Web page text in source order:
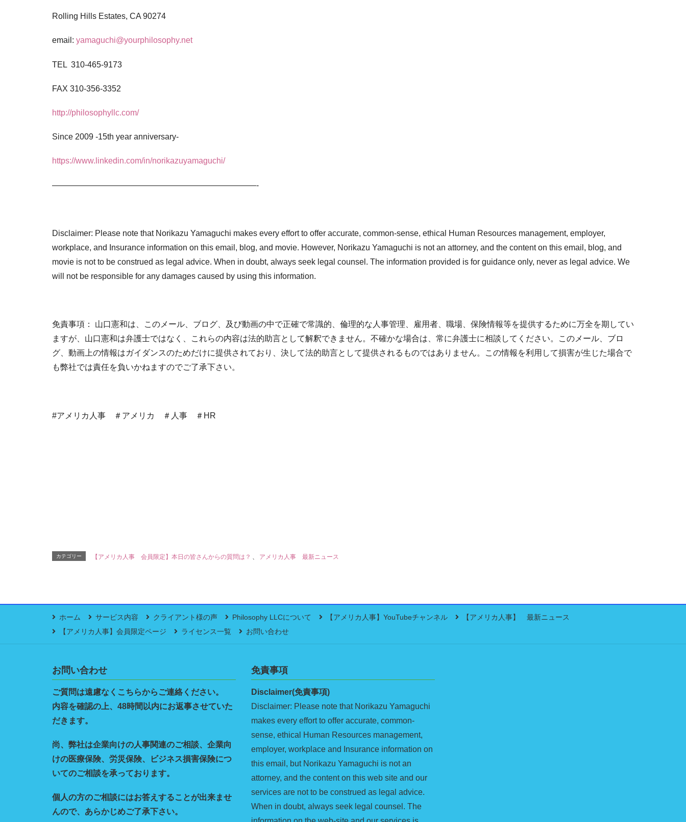
Rolling Hills Estates, CA 90274
email: yamaguchi@yourphilosophy.net
TEL 310-465-9173
FAX 310-356-3352
http://philosophyllc.com/
Since 2009 -15th year anniversary-
https://www.linkedin.com/in/norikazuyamaguchi/
—————————————————————————-
Disclaimer: Please note that Norikazu Yamaguchi makes every effort to offer accurate, common-sense, ethical Human Resources management, employer,
workplace, and Insurance information on this email, blog, and movie. However, Norikazu Yamaguchi is not an attorney, and the content on this email, blog, and
movie is not to be construed as legal advice. When in doubt, always seek legal counsel. The information provided is for guidance only, never as legal advice. We
will not be responsible for any damages caused by using this information.
免責事項： 山口憲和は、このメール、ブログ、及び動画の中で正確で常識的、倫理的な人事管理、雇用者、職場、保険情報等を提供するために万全を期してい
ますが、山口憲和は弁護士ではなく、これらの内容は法的助言として解釈できません。不確かな場合は、常に弁護士に相談してください。このメール、ブロ
グ、動画上の情報はガイダンスのためだけに提供されており、決して法的助言として提供されるものではありません。この情報を利用して損害が生じた場合で
も弊社では責任を負いかねますのでご了承下さい。
#アメリカ人事 ＃アメリカ ＃人事 ＃HR
カテゴリー 【アメリカ人事 会員限定】本日の皆さんからの質問は？ アメリカ人事 最新ニュース
ホーム サービス内容 クライアント様の声 Philosophy LLCについて 【アメリカ人事】YouTubeチャンネル
【アメリカ人事】 最新ニュース
【アメリカ人事】会員限定ページ
ライセンス一覧 お問い合わせ
お問い合わせ
ご質問は遠慮なくこちらからご連絡ください。
内容を確認の上、48時間以内にお返事させていた
だきます。
尚、弊社は企業向けの人事関連のご相談、企業向
けの医療保険、労災保険、ビジネス損害保険につ
いてのご相談を承っております。
個人の方のご相談にはお答えすることが出来ませ
んので、あらかじめご了承下さい。
免責事項
Disclaimer(免責事項)
Disclaimer: Please note that Norikazu Yamaguchi
makes every effort to offer accurate, common-
sense, ethical Human Resources management,
employer, workplace and Insurance information on
this email, but Norikazu Yamaguchi is not an
attorney, and the content on this web site and our
services are not to be construed as legal advice.
When in doubt, always seek legal counsel. The